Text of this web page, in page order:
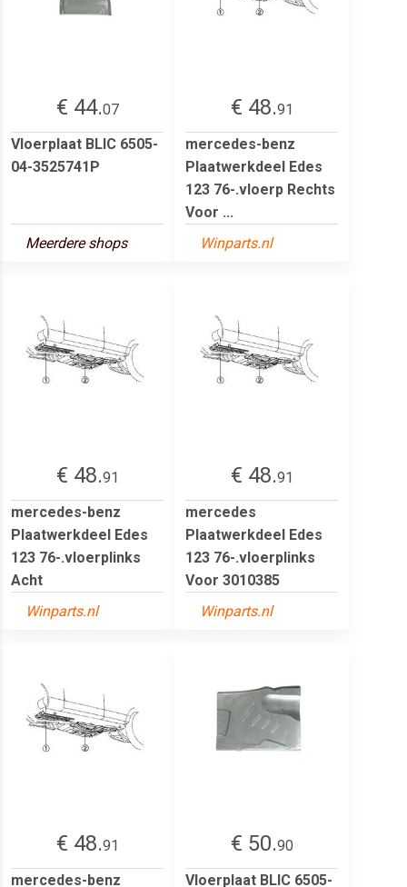
€ 44.07
Vloerplaat BLIC 6505-
04-3525741P
Meerdere shops
€ 48.91
mercedes-benz
Plaatwerkdeel Edes
123 76-.vloerp Rechts
Voor ...
Winparts.nl
€ 48.91
mercedes-benz
Plaatwerkdeel Edes
123 76-.vloerplinks
Acht
Winparts.nl
€ 48.91
mercedes
Plaatwerkdeel Edes
123 76-.vloerplinks
Voor 3010385
Winparts.nl
€ 48.91
mercedes-benz
€ 50.90
Vloerplaat BLIC 6505-